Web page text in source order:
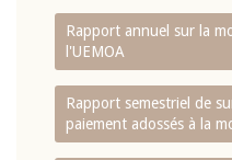
Rapport annuel sur la
l'UEMOA
Rapport semestriel de
paiement adossés à la